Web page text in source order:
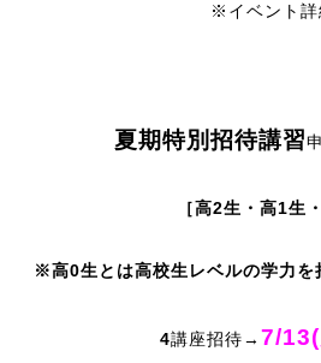
※イベント詳
夏期特別招待講習
［高2生・高1生
※高0生とは高校生レベルの学力を
4講座招待→ 7/